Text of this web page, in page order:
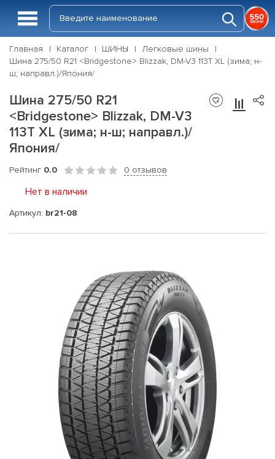
Главная Каталог ШИНЫ
Легковые шины
Шина 275/50 R21 <Bridgestone> Blizzak, DM-V3 113T XL (зима; н-
ш; направл.)/Япония/
Шина 275/50 R21
<Bridgestone> Blizzak, DM-V3
113T XL (зима; н-ш; направл.)/
Япония/
Рейтинг 0.0 0 отзывов
Нет в наличии
Артикул: br21-08